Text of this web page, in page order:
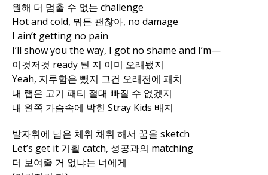
원해 더 멈출 수 없는 challenge
Hot and cold, 뭐든 괜찮아, no damage
I ain’t getting no pain
I’ll show you the way, I got no shame and I’m—
이것저것 ready 된 지 이미 오래됐지
Yeah, 지루함은 뺐지 그건 오래전에 패치
내 랩은 고기 패티 절대 빠질 수 없겠지
내 왼쪽 가슴속에 박힌 Stray Kids 배지
발자취에 남은 체취 채취 해서 꿈을 sketch
Let’s get it 기횔 catch, 성공과의 matching
더 보여줄 거 없냐는 너에게